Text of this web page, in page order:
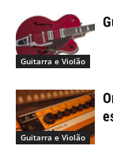
Guitarra e Violão
Guitarra e Violão